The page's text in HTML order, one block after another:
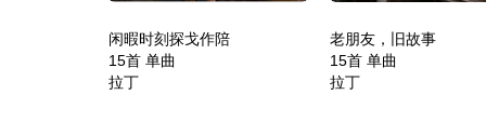
闲暇时刻探戈作陪
15首 单曲
拉丁
老朋友，旧故事
15首 单曲
拉丁